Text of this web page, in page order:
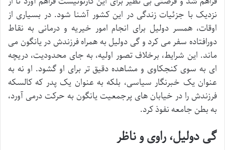
نزدیک با جزئیات زندگی در این کشور آشنا شود. در بسیاری از
اوقات، همسر دولیل برای انجام امور خیریه و درمانی به نقاط
دورافتاده سفر می کرد و گی دولیل به همراه فرزندش در یانگون می
ماند. این شرایط، برخلاف تصور اولیه، به جای محدودیت، دریچه
ای به سوی کنجکاوی و مشاهده دقیق تر برای او گشود. او نه به
عنوان یک خبرنگار سیاسی، بلکه به عنوان یک پدر که کالسکه
فرزندش را در خیابان های پرجمعیت یانگون به حرکت درمی آورد،
به بطن جامعه نفوذ کرد.
گی دولیل، راوی و ناظر